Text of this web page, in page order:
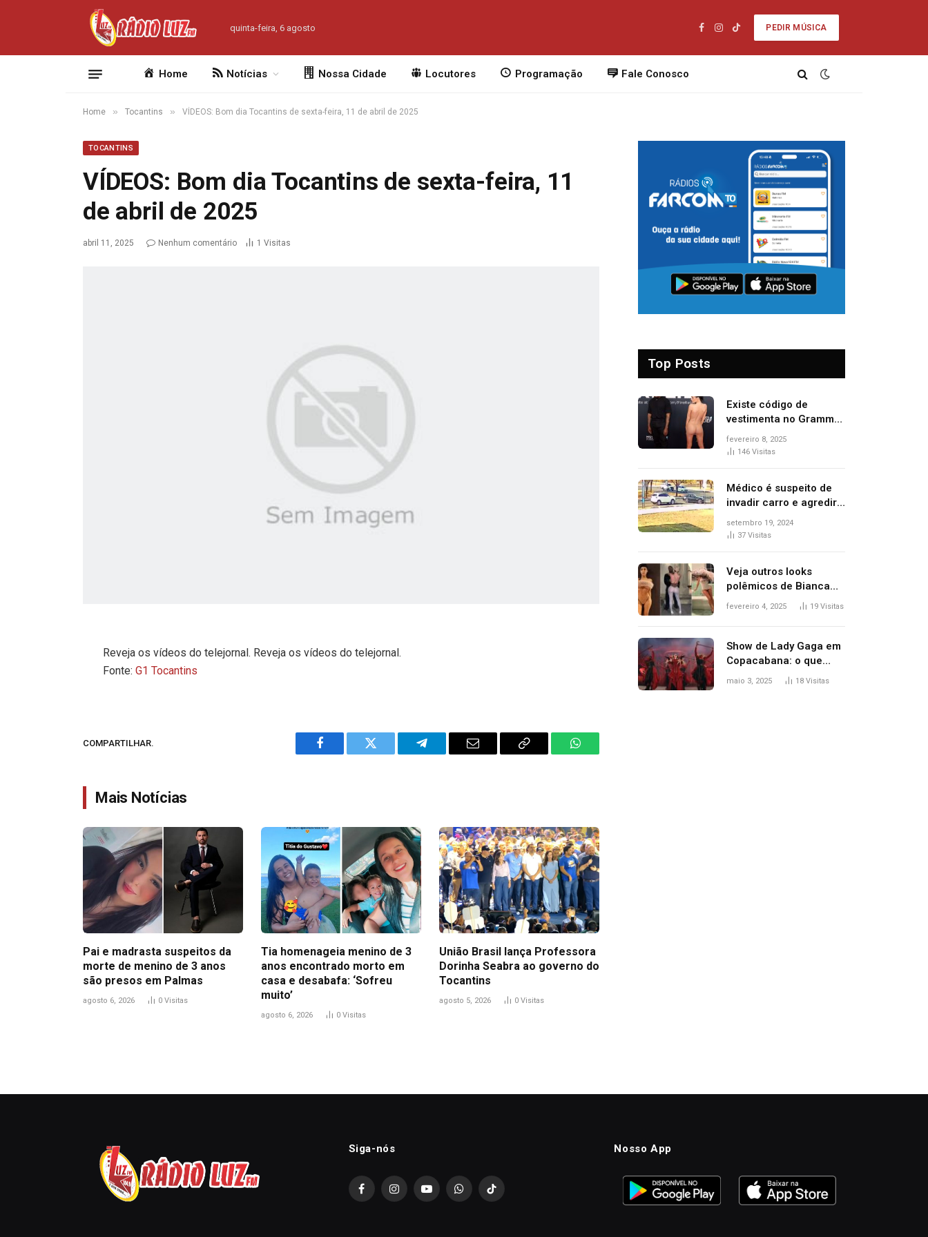
quinta-feira, 6 agosto
Facebook
Instagram
TikTok
PEDIR MÚSICA
Home Notícias Nossa Cidade Locutores Programação Fale Conosco
Home » Tocantins » VÍDEOS: Bom dia Tocantins de sexta-feira, 11 de abril de 2025
TOCANTINS
VÍDEOS: Bom dia Tocantins de sexta-feira, 11
de abril de 2025
abril 11, 2025 Nenhum comentário 1 Visitas
Reveja os vídeos do telejornal. Reveja os vídeos do telejornal.
Fonte:G1 Tocantins
COMPARTILHAR.
Facebook Twitter Telegram Email
Copy
WhatsApp
Mais Notícias
Pai e madrasta suspeitos da
morte de menino de 3 anos
são presos em Palmas
agosto 6, 2026 0 Visitas
Tia homenageia menino de 3
anos encontrado morto em
casa e desabafa: ‘Sofreu
muito’
agosto 6, 2026 0 Visitas
União Brasil lança Professora
Dorinha Seabra ao governo do
Tocantins
agosto 5, 2026 0 Visitas
Top Posts
Existe código de
vestimenta no Grammy?
Questionamento surgiu
após Bianca Censori,
premiação
fevereiro 8, 2025
146 Visitas
Médico é suspeito de
invadir carro e agredir
delegado aposentado
durante confusão no
setembro 19, 2024
37 Visitas
Veja outros looks
polêmicos de Bianca
Censori, esposa de
Grammy 2025
fevereiro 4, 2025 19 Visitas
Show de Lady Gaga em
Copacabana: o que
esperar, horários,
maio 3, 2025 18 Visitas
Siga-nós
FacebookInstagramYouTubeWhatsAppTikTok
Nosso App